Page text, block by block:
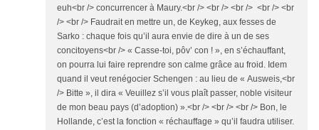
euh<br /> concurrencer à Maury.<br /> <br /> <br /> <br /> <br
/> <br /> Faudrait en mettre un, de Keykeg, aux fesses de
Sarko : chaque fois qu’il aura envie de dire à un de ses
concitoyens<br /> « Casse-toi, pôv’ con ! », en s’échauffant,
on pourra lui faire reprendre son calme grâce au froid. Idem
quand il veut renégocier Schengen : au lieu de « Ausweis,<br
/> Bitte », il dira « Veuillez s’il vous plaît passer, noble visiteur
de mon beau pays (d’adoption) ».<br /> <br /> <br /> Bon, le
Hollande, c’est la fonction « réchauffage » qu’il faudra utiliser.